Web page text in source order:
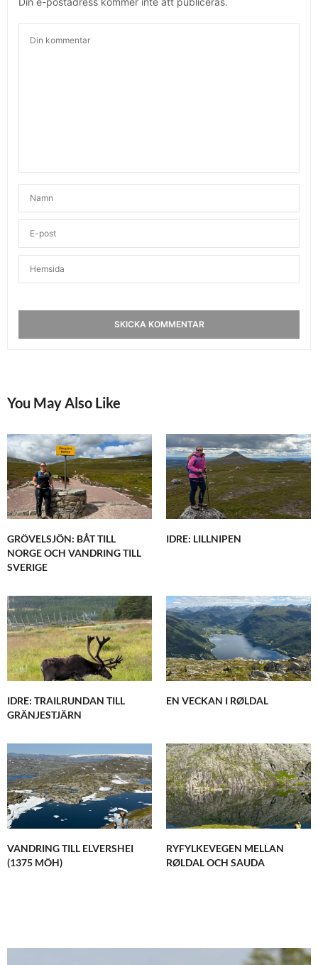
You May Also Like
GRÖVELSJÖN: BÅT TILL
NORGE OCH VANDRING TILL
SVERIGE
IDRE: LILLNIPEN
IDRE: TRAILRUNDAN TILL
GRÄNJESTJÄRN
EN VECKAN I RØLDAL
VANDRING TILL ELVERSHEI
(1375 MÖH)
RYFYLKEVEGEN MELLAN
RØLDAL OCH SAUDA